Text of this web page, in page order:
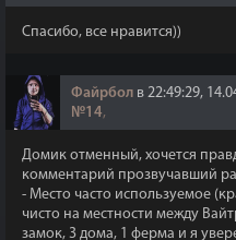
Спасибо, все нравится))
Файрбол в 22:49:29,
№14,
Домик отменный, хочется
комментарий прозвучавший
- Место часто используемое
чисто на местности между
замок, 3 дома, 1 ферма и я